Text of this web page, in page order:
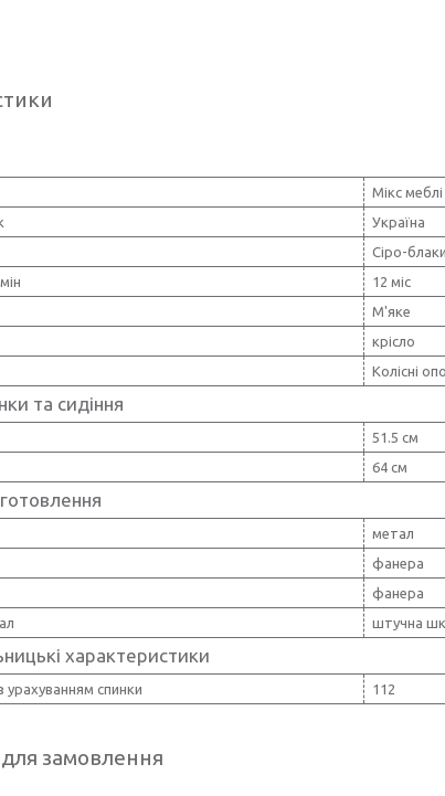
Мікс меблі
Україна
Сіро-
12 міс
М'яке
крісло
Колісні
та сидіння
51.5 см
64 см
метал
фанера
фанера
штучна
характеристики
урахуванням спинки 112
замовлення